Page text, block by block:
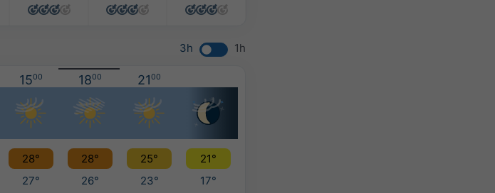
3h 1h
1500 1800 2100
28° 28° 25°
21°
27° 26° 23° 17°